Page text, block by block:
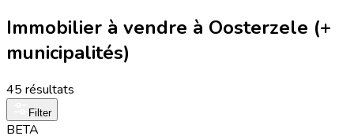
Immobilier à vendre à Oosterzele (+
municipalités)
45 résultats
Filter
BETA